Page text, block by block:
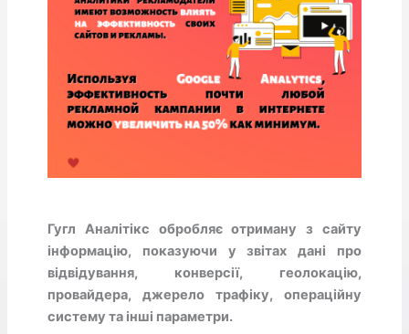
Гугл Аналітікс обробляє отриману з сайту
інформацію, показуючи у звітах дані про
відвідування, конверсії, геолокацію,
провайдера, джерело трафіку, операційну
систему та інші параметри.